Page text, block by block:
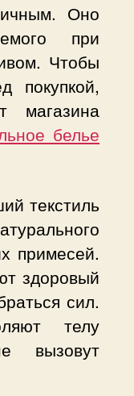
Оно
при
Чтобы
покупкой,
магазина
белье
текстиль
примесей.
здоровый
сил.
телу
вызовут